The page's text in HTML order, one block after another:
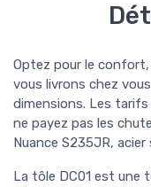
Optez pour le
vous livrons chez
dimensions. Les
ne payez pas les
Nuance S235JR,
La tôle DC01 est une